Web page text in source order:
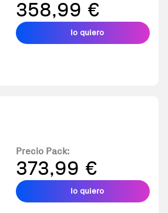
358,99 €
lo quiero
Precio Pack:
373,99 €
lo quiero